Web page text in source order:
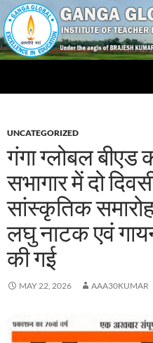
Skip
to
content
UNCATEGORIZED
गंगा ग्लोबल
सभागार में दो
सांस्कृतिक
लघु नाटक एवं
की गई
MAY 22, 2026 AAA30KUMAR